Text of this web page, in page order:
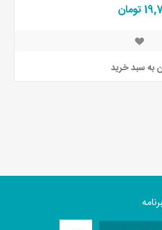
به سبد خرید